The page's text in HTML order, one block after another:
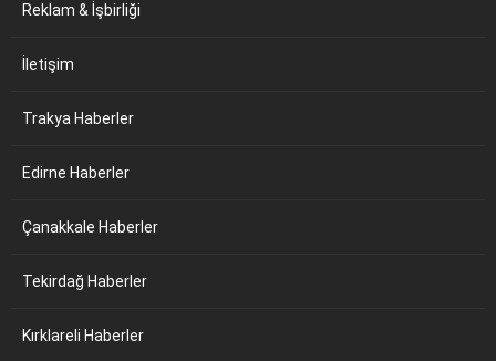
Reklam & İşbirliği
İletişim
Trakya Haberler
Edirne Haberler
Çanakkale Haberler
Tekirdağ Haberler
Kırklareli Haberler